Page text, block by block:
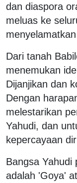
dan diaspora
meluas ke
Dari tanah
menemukan
Dijanjikan dan
Dengan
melestarikan
Yahudi, dan
kepercayaan
Bangsa Yahudi
adalah 'Goya'